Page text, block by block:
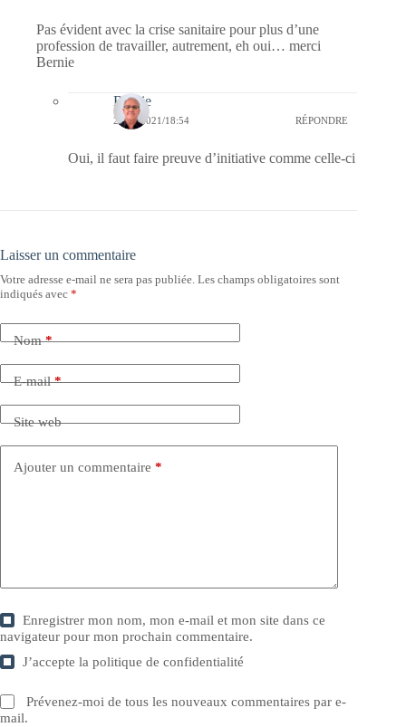
Pas évident avec la crise sanitaire pour plus d’une
profession de travailler, autrement, eh oui… merci
Bernie
Bernie
27/01/2021/18:54 RÉPONDRE
Oui, il faut faire preuve d’initiative comme celle-ci
Laisser un commentaire
Votre adresse e-mail ne sera pas publiée. Les champs obligatoires sont
indiqués avec *
Nom*
E-mail*
Site web
Ajouter un commentaire *
Enregistrer mon nom, mon e-mail et mon site dans ce
navigateur pour mon prochain commentaire.
J’accepte lapolitique de confidentialité
Prévenez-moi de tous les nouveaux commentaires par e-
mail.